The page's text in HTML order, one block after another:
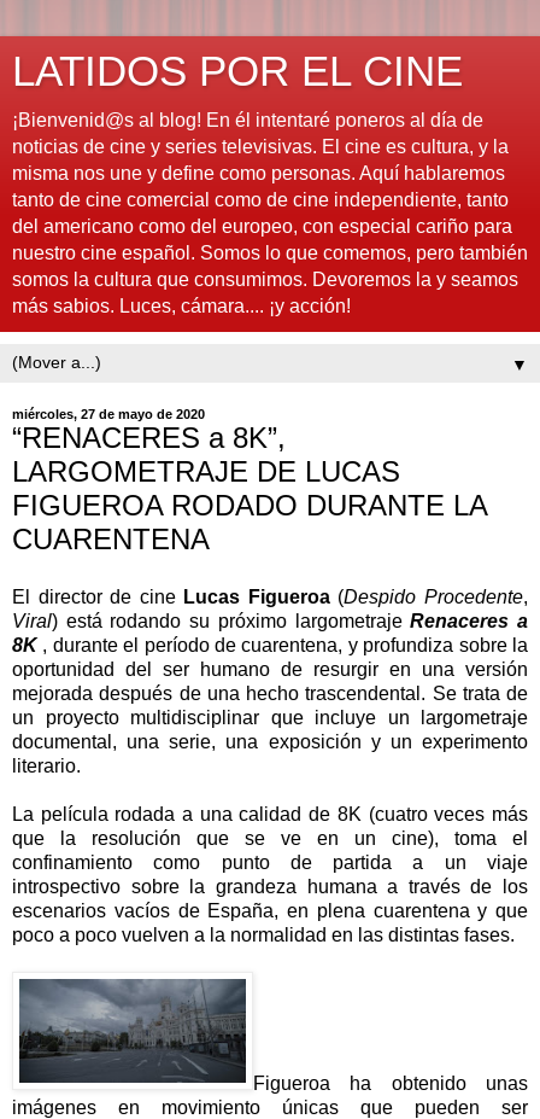
LATIDOS POR EL CINE
¡Bienvenid@s al blog! En él intentaré poneros al día de
noticias de cine y series televisivas. El cine es cultura, y la
misma nos une y define como personas. Aquí hablaremos
tanto de cine comercial como de cine independiente, tanto
del americano como del europeo, con especial cariño para
nuestro cine español. Somos lo que comemos, pero también
somos la cultura que consumimos. Devoremos la y seamos
más sabios. Luces, cámara.... ¡y acción!
▼
miércoles, 27 de mayo de 2020
“RENACERES a 8K”,
LARGOMETRAJE DE LUCAS
FIGUEROA RODADO DURANTE LA
CUARENTENA
El director de cine Lucas Figueroa(Despido Procedente,
Viral) está rodando su próximo largometrajeRenaceres a
8K, durante el período de cuarentena, y profundiza sobre la
oportunidad del ser humano de resurgir en una versión
mejorada después de una hecho trascendental. Se trata de
un proyecto multidisciplinar que incluye un largometraje
documental, una serie, una exposición y un experimento
literario.
La película rodada a una calidad de 8K (cuatro veces más
que la resolución que se ve en un cine), toma el
confinamiento como punto de partida a un viaje
introspectivo sobre la grandeza humana a través de los
escenarios vacíos de España, en plena cuarentena y que
poco a poco vuelven a la normalidad en las distintas fases.
Figueroa ha obtenido unas
imágenes en movimiento únicas que pueden ser